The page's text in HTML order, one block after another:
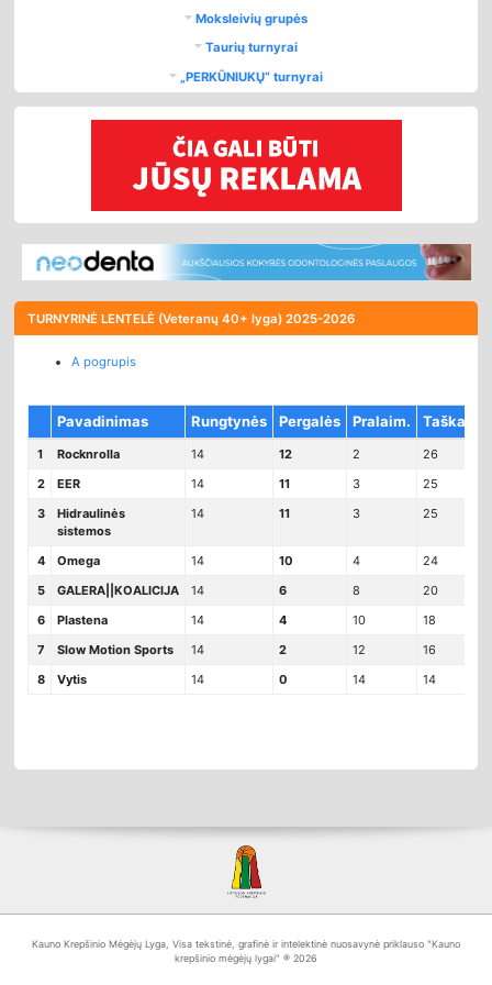
Moksleivių grupės
Taurių turnyrai
„PERKŪNIUKŲ“ turnyrai
TURNYRINĖ LENTELĖ (Veteranų 40+ lyga)2025-2026
A pogrupis
Pavadinimas Rungtynės Pergalės Pralaim. Taškai
1 Rocknrolla 14 12 2 26
2
EER 14 11 3 25
3
Hidraulinės
sistemos
14 11 3 25
4 Omega 14 10 4 24
5
GALERA||KOALICIJA 14 6 8 20
6
Plastena 14 4 10 18
7
Slow Motion Sports 14 2 12 16
8
Vytis 14 0 14 14
Kauno Krepšinio Mėgėjų Lyga, Visa tekstinė, grafinė ir intelektinė nuosavynė priklauso "Kauno
krepšinio mėgėjų lygai" ® 2026